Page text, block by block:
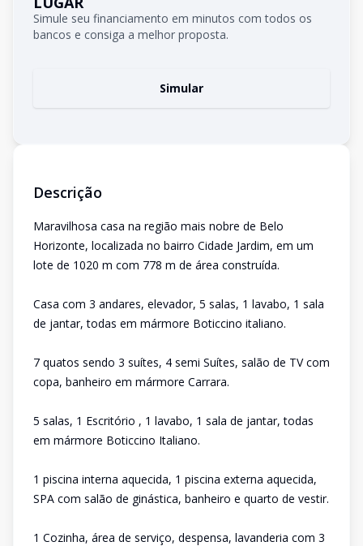
Simule seu financiamento em minutos com todos os
bancos e consiga a melhor proposta.
Simular
Descrição
Maravilhosa casa na região mais nobre de Belo
Horizonte, localizada no bairro Cidade Jardim, em um
lote de 1020 m com 778 m de área construída.
Casa com 3 andares, elevador, 5 salas, 1 lavabo, 1 sala
de jantar, todas em mármore Boticcino italiano.
7 quatos sendo 3 suítes, 4 semi Suítes, salão de TV com
copa, banheiro em mármore Carrara.
5 salas, 1 Escritório , 1 lavabo, 1 sala de jantar, todas
em mármore Boticcino Italiano.
1 piscina interna aquecida, 1 piscina externa aquecida,
SPA com salão de ginástica, banheiro e quarto de vestir.
1 Cozinha, área de serviço, despensa, lavanderia com 3